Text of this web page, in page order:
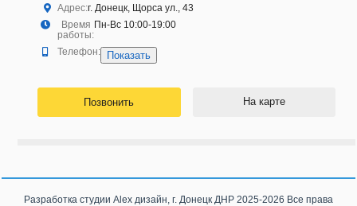
Адрес:г. Донецк, Щорса ул., 43
Время
работы:
Пн-Вс 10:00-19:00
Телефон: Показать
Позвонить На карте
Разработка студии Alex дизайн, г. Донецк ДНР 2025-2026 Все права